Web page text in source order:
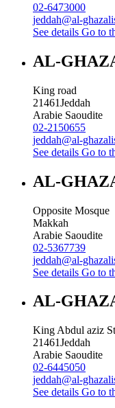
02-6473000
jeddah@al-
See details Go to
AL-
King road
21461Jeddah
Arabie Saoudite
02-2150655
jeddah@al-
See details Go to
AL-
Opposite Mosque
Makkah
Arabie Saoudite
02-5367739
jeddah@al-
See details Go to
AL-
King Abdul aziz
21461Jeddah
Arabie Saoudite
02-6445050
jeddah@al-
See details Go to